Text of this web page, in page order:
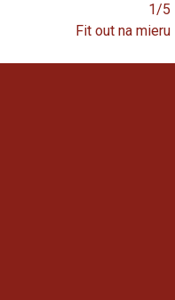
1/5
Fit out na mieru